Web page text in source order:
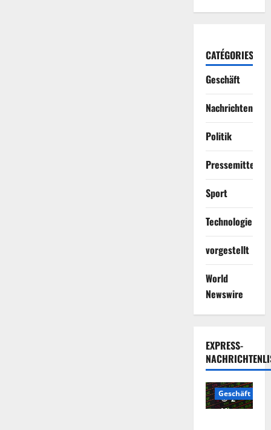
CATÉGORIES
Geschäft
Nachrichten
Politik
Sport
Technologie
vorgestellt
World
Newswire
EXPRESS-
2
Minuten
Geschäft